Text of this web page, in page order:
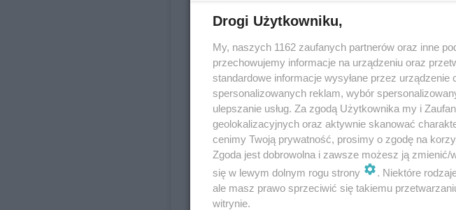
Wyświetl ten post na Instagramie
Drogi Użytkowniku,
My, naszych 1162 zaufanych partnerów oraz inne
przechowujemy informacje na urządzeniu oraz
standardowe informacje wysyłane przez
spersonalizowanych reklam, wybór
ulepszanie usług. Za zgodą Użytkownika my i
geolokalizacyjnych oraz aktywnie skanować
cenimy Twoją prywatność, prosimy o zgodę na
Zgoda jest dobrowolna i zawsze możesz ją
się w lewym dolnym rogu strony
. Niektóre
ale masz prawo sprzeciwić się takiemu
witrynie.